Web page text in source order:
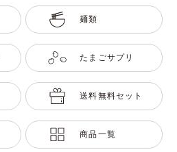
麺類
たまごサプリ
送料無料セット
商品一覧